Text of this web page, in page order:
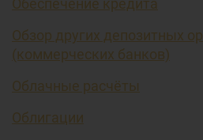
Обеспечение кредита
Обзор других депозитных
(коммерческих банков)
Облачные расчёты
Облигации